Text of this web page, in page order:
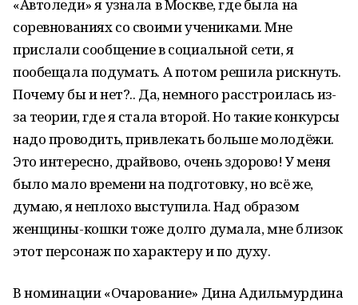
«Автоледи» я узнала в Москве, где была на
соревнованиях со своими учениками. Мне
прислали сообщение в социальной сети, я
пообещала подумать. А потом решила рискнуть.
Почему бы и нет?.. Да, немного расстроилась из-
за теории, где я стала второй. Но такие конкурсы
надо проводить, привлекать больше молодёжи.
Это интересно, драйвово, очень здорово! У меня
было мало времени на подготовку, но всё же,
думаю, я неплохо выступила. Над образом
женщины-кошки тоже долго думала, мне близок
этот персонаж по характеру и по духу.
В номинации «Очарование» Дина Адильмурдина